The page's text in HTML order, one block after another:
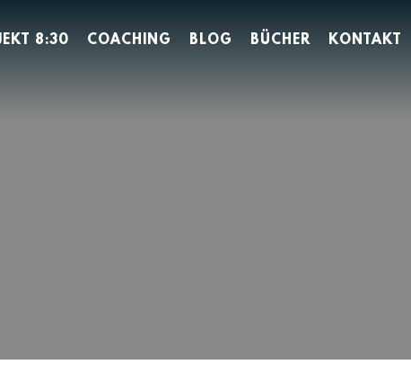
8:30 COACHING BLOG BÜCHER KONTAKT